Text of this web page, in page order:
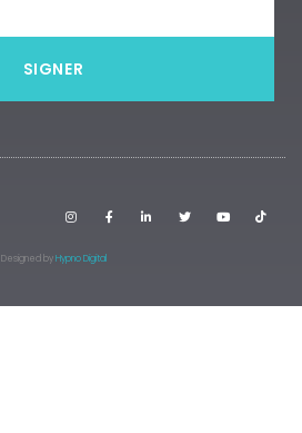
SIGNER
Designed byHypno Digital